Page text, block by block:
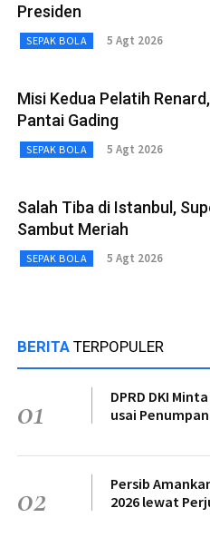
Presiden
SEPAK BOLA 5 Agt 2026
Misi Kedua Pelatih
Pantai Gading
SEPAK BOLA 5 Agt 2026
Salah Tiba di Istanbul,
Sambut Meriah
SEPAK BOLA 5 Agt 2026
BERITA TERPOPULER
01
DPRD DKI
usai
02
Persib
2026 lewat